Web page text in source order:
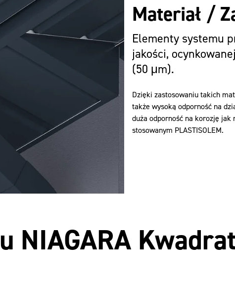
Materiał /
Elementy systemu
jakości,
(50 μm).
Dzięki zastosowaniu takich
także wysoką odporność na
duża odporność na korozję
stosowanym PLASTISOLEM.
NIAGARA